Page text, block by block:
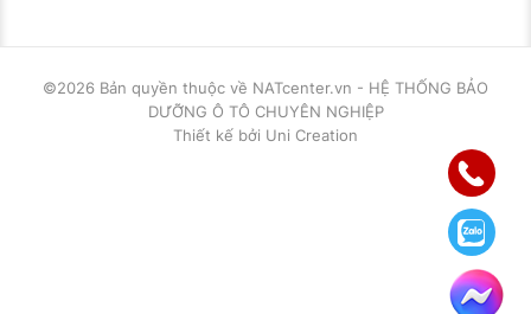
©2026 Bản quyền thuộc về NATcenter.vn - HỆ THỐNG BẢO
DƯỠNG Ô TÔ CHUYÊN NGHIỆP
Thiết kế bởi Uni Creation